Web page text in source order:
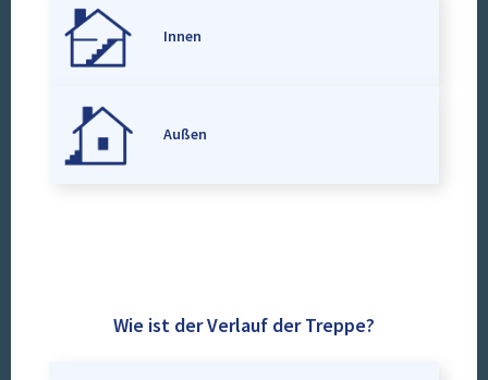
Innen
Außen
Wie ist der Verlauf der Treppe?